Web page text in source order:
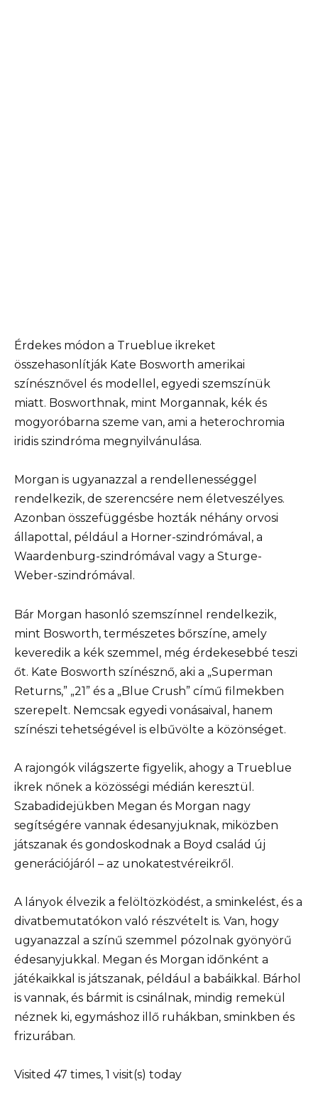
Érdekes módon a Trueblue ikreket
összehasonlítják Kate Bosworth amerikai
színésznővel és modellel, egyedi szemszínük
miatt. Bosworthnak, mint Morgannak, kék és
mogyoróbarna szeme van, ami a heterochromia
iridis szindróma megnyilvánulása.
Morgan is ugyanazzal a rendellenességgel
rendelkezik, de szerencsére nem életveszélyes.
Azonban összefüggésbe hozták néhány orvosi
állapottal, például a Horner-szindrómával, a
Waardenburg-szindrómával vagy a Sturge-
Weber-szindrómával.
Bár Morgan hasonló szemszínnel rendelkezik,
mint Bosworth, természetes bőrszíne, amely
keveredik a kék szemmel, még érdekesebbé teszi
őt. Kate Bosworth színésznő, aki a „Superman
Returns,” „21” és a „Blue Crush” című filmekben
szerepelt. Nemcsak egyedi vonásaival, hanem
színészi tehetségével is elbűvölte a közönséget.
A rajongók világszerte figyelik, ahogy a Trueblue
ikrek nőnek a közösségi médián keresztül.
Szabadidejükben Megan és Morgan nagy
segítségére vannak édesanyjuknak, miközben
játszanak és gondoskodnak a Boyd család új
generációjáról – az unokatestvéreikről.
A lányok élvezik a felöltözködést, a sminkelést, és a
divatbemutatókon való részvételt is. Van, hogy
ugyanazzal a színű szemmel pózolnak gyönyörű
édesanyjukkal. Megan és Morgan időnként a
játékaikkal is játszanak, például a babáikkal. Bárhol
is vannak, és bármit is csinálnak, mindig remekül
néznek ki, egymáshoz illő ruhákban, sminkben és
frizurában.
Visited 47 times, 1 visit(s) today